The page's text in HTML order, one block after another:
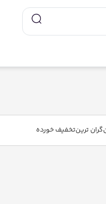
گران ترینتخفیف خورده